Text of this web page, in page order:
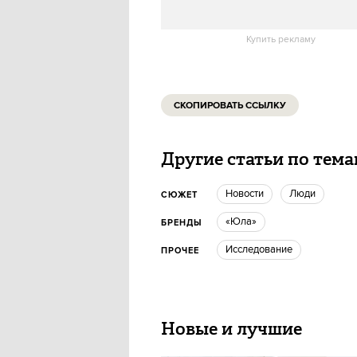
Купить рекламу
СКОПИРОВАТЬ ССЫЛКУ
Другие статьи по
СЮЖЕТ новости люди
БРЕНДЫ «Юла»
ПРОЧЕЕ Исследование
Новые и лучшие